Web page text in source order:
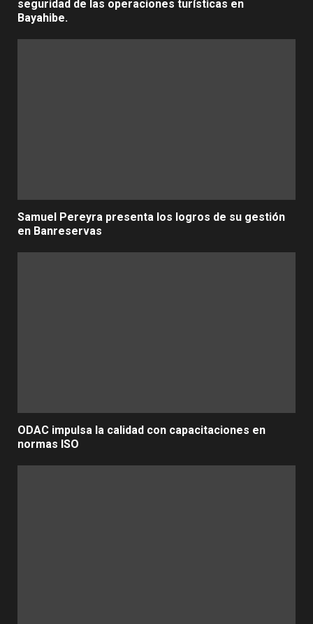
seguridad de las operaciones turísticas en
Bayahibe.
Samuel Pereyra presenta los logros de su gestión
en Banreservas
ODAC impulsa la calidad con capacitaciones en
normas ISO